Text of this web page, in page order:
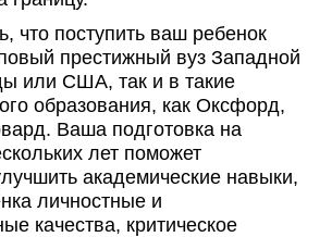
что поступить ваш ребенок
престижный вуз Западной
или США, так и в такие
образования, как Оксфорд,
Ваша подготовка на
лет поможет
академические навыки,
личностные и
качества, критическое